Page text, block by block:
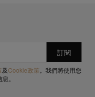
及Cookie政策。我們將使用您
。